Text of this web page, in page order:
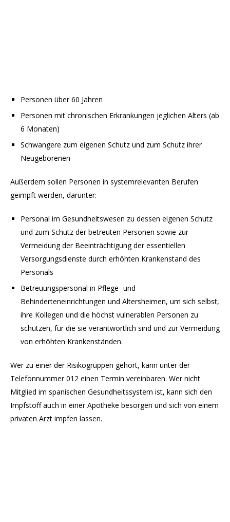
Personen über 60 Jahren
Personen mit chronischen Erkrankungen jeglichen Alters (ab
6 Monaten)
Schwangere zum eigenen Schutz und zum Schutz ihrer
Neugeborenen
Außerdem sollen Personen in systemrelevanten Berufen
geimpft werden, darunter:
Personal im Gesundheitswesen zu dessen eigenen Schutz
und zum Schutz der betreuten Personen sowie zur
Vermeidung der Beeinträchtigung der essentiellen
Versorgungsdienste durch erhöhten Krankenstand des
Personals
Betreuungspersonal in Pflege- und
Behinderteneinrichtungen und Altersheimen, um sich selbst,
ihre Kollegen und die höchst vulnerablen Personen zu
schützen, für die sie verantwortlich sind und zur Vermeidung
von erhöhten Krankenständen.
Wer zu einer der Risikogruppen gehört, kann unter der
Telefonnummer 012 einen Termin vereinbaren. Wer nicht
Mitglied im spanischen Gesundheitssystem ist, kann sich den
Impfstoff auch in einer Apotheke besorgen und sich von einem
privaten Arzt impfen lassen.